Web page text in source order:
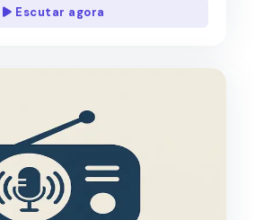
Escutar agora